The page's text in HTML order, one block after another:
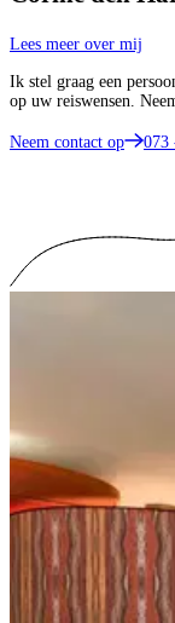
Lees meer over mij
Ik stel graag een
op uw reiswensen.
Neem contact op 073